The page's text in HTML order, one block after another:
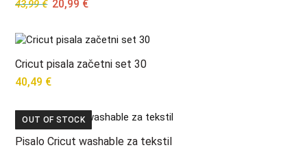
43,99€ Original
was:
43,99 €.
20,99 €Current
is:
Cricut pisala začetni set 30
40,49 €
OUT OF STOCK
Pisalo Cricut washable za tekstil